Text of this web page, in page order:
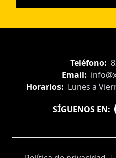
Teléfono:
Email:
Horarios: Lunes a
SÍGUENOS EN: